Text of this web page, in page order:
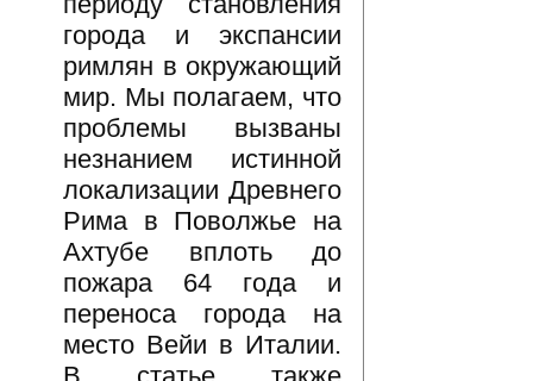
города и экспансии
римлян в окружающий
мир. Мы полагаем, что
проблемы вызваны
незнанием истинной
локализации Древнего
Рима в Поволжье на
Ахтубе вплоть до
пожара 64 года и
переноса города на
место Вейи в Италии.